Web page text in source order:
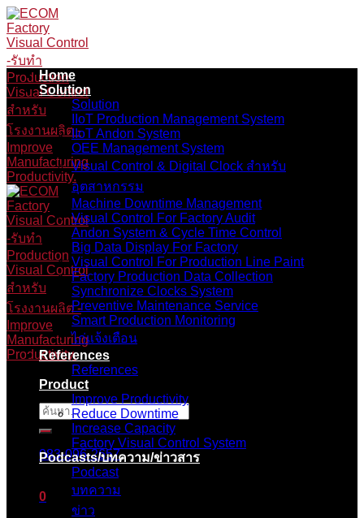
Skip
to
content
ค้นหา:
083-096-2657
0
Home
Solution
Solution
IIoT Production Management System
IIoT Andon System
OEE Management System
Visual Control & Digital Clock สำหรับ
อุตสาหกรรม
Machine Downtime Management
Visual Control For Factory Audit
Andon System & Cycle Time Control
Big Data Display For Factory
Visual Control For Production Line Paint
Factory Production Data Collection
Synchronize Clocks System
Preventive Maintenance Service
Smart Production Monitoring
ไก่แจ้งเตือน
References
References
Product
Improve Productivity
Reduce Downtime
Increase Capacity
Factory Visual Control System
Podcasts/บทความ/ข่าวสาร
Podcast
บทความ
ข่าว